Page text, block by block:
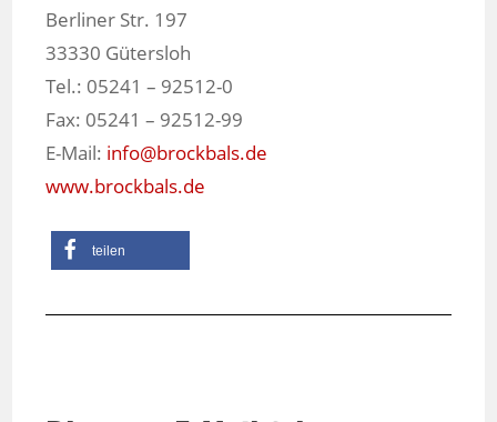
Berliner Str. 197
33330 Gütersloh
Tel.: 05241 – 92512-0
Fax: 05241 – 92512-99
E-Mail: info@brockbals.de
www.brockbals.de
teilen